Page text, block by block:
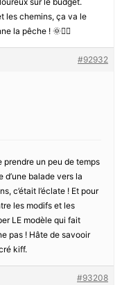
les chemins, ça va le
la pêche ! 🌞🚴‍♀️
#92932
un peu de temps
d’une balade vers la
c’était l’éclate ! Et pour
les modifs et les
LE modèle qui fait
pas ! Hâte de savooir
kiff.
#93208